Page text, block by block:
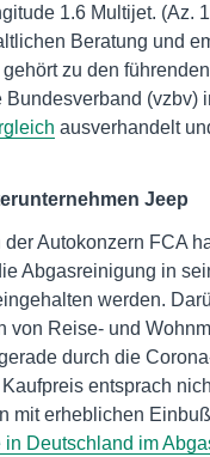
1.6 Multijet. (Az.
Beratung und
zu den
Bundesverband
ausverhandelt
Jeep
Autokonzern FCA
Abgasreinigung in
werden.
von Reise- und
durch die
entsprach
mit erheblichen
Deutschland im